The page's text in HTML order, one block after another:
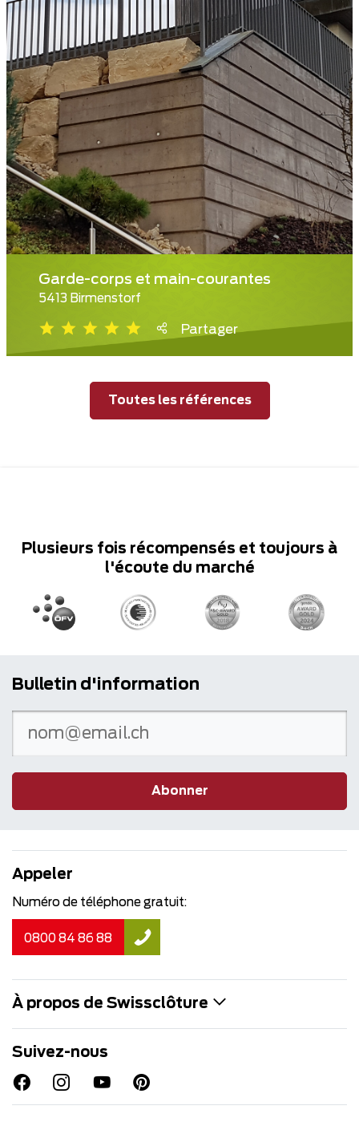
Garde-corps et main-courantes
5413 Birmenstorf
Partager
Toutes les références
Plusieurs fois récompensés et toujours à
l'écoute du marché
Bulletin d'information
Abonner
Appeler
Numéro de téléphone gratuit:
0800 84 86 88
À propos de Swissclôture
Suivez-nous